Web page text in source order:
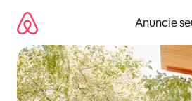
para
conteúdo
Anuncie